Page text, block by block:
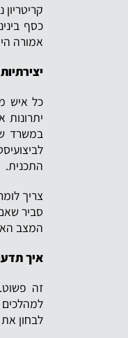
כסף
אמורה
כל איש
במשרד
התכנית.
צריך
סביר
המצב
איך
זה
לבחון